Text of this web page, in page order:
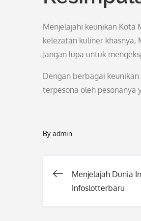
Menjelajahi keunikan Kota
kelezatan kuliner khasnya,
Jangan lupa untuk
Dengan berbagai
terpesona oleh pesonanya
By admin
Post
Menjelajah Dunia
Infoslotterbaru